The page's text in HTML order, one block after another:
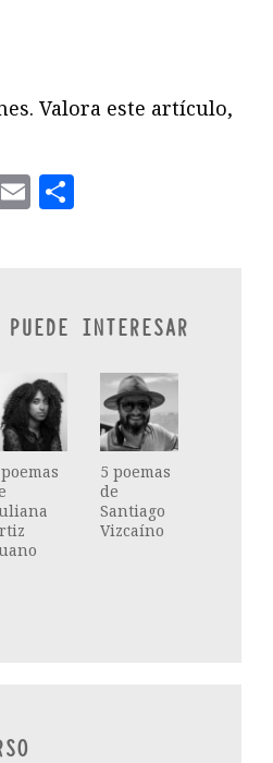
Valora este artículo,
Email
INTERESAR
5 poemas
de
Santiago
Vizcaíno